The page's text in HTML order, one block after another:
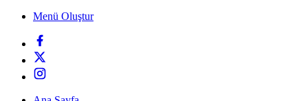
Menü Oluştur